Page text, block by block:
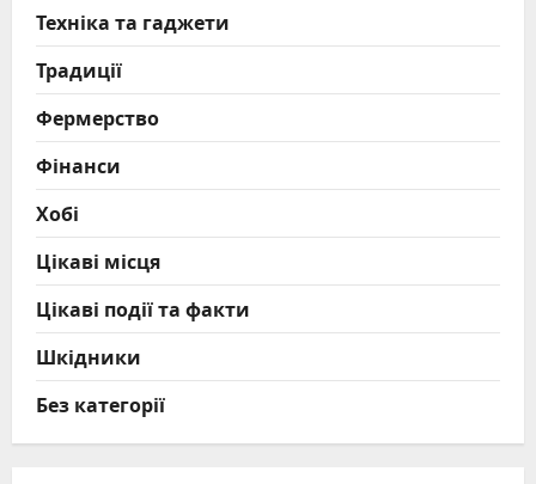
Техніка та гаджети
Традиції
Фермерство
Фінанси
Хобі
Цікаві місця
Цікаві події та факти
Шкідники
Без категорії